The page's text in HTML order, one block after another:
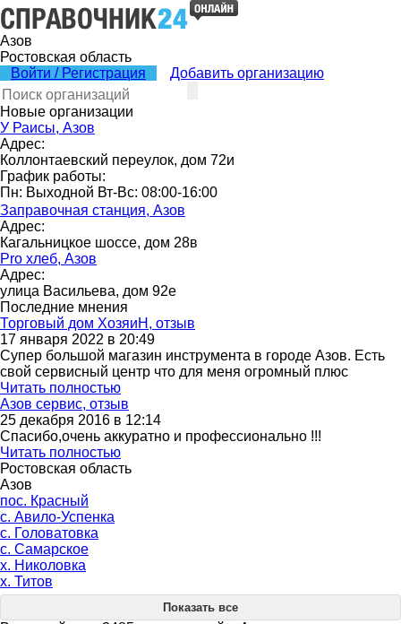
Азов
Ростовская область
Войти / Регистрация
Добавить организацию
Новые организации
У Раисы, Азов
Адрес:
Коллонтаевский переулок, дом 72и
График работы:
Пн: Выходной Вт-Вс: 08:00-16:00
Заправочная станция, Азов
Адрес:
Кагальницкое шоссе, дом 28в
Pro хлеб, Азов
Адрес:
улица Васильева, дом 92е
Последние мнения
Торговый дом ХозяиН, отзыв
17 января 2022 в 20:49
Супер большой магазин инструмента в городе Азов. Есть
свой сервисный центр что для меня огромный плюс
Читать полностью
Азов сервис, отзыв
25 декабря 2016 в 12:14
Спасибо,очень аккуратно и профессионально !!!
Читать полностью
Ростовская область
Азов
пос. Красный
с. Авило-Успенка
с. Головатовка
с. Самарское
х. Николовка
х. Титов
Показать все